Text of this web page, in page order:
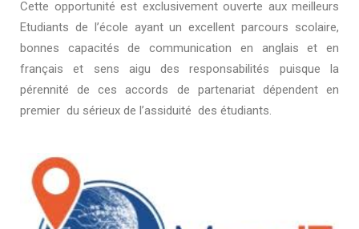
Cette opportunité est exclusivement ouverte aux meilleurs
Etudiants de l’école ayant un excellent parcours scolaire,
bonnes capacités de communication en anglais et en
français et sens aigu des responsabilités puisque la
pérennité de ces accords de partenariat dépendent en
premier du sérieux de l’assiduité des étudiants.